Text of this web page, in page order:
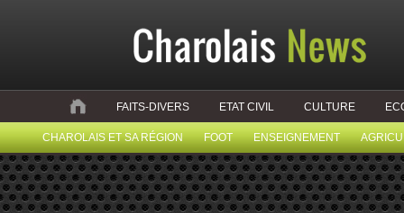
FAITS-DIVERS ETAT CIVIL CULTURE
CHAROLAIS ET SA RÉGION FOOT ENSEIGNEMENT